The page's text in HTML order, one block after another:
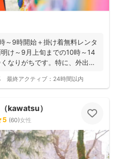
～9時開始＋掛け着無料レンタ
け～9月上旬までの10時～14
なりがちです。特に、外出に
最終アクティブ： 24時間以内
kawatsu）
5 (60)女性